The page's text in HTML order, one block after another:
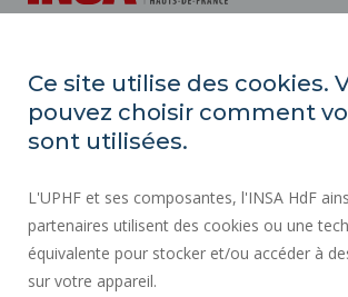
Campus Mont Houy
59313 Valenciennes cedex 9
Ce site utilise des cookies.
pouvez choisir comment
sont utilisées.
L'UPHF et ses composantes, l'INSA HdF
partenaires utilisent des cookies ou une
équivalente pour stocker et/ou accéder à
sur votre appareil.